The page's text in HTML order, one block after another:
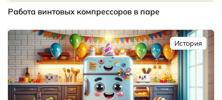
Работа винтовых компрессоров в паре
История